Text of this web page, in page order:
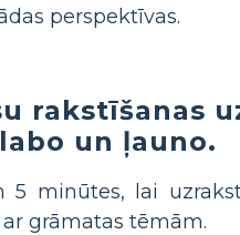
perspektīvas.
rakstīšanas
un ļauno.
5 minūtes, lai
grāmatas tēmām.